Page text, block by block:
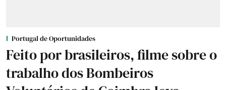
Portugal de Oportunidades
Feito por brasileiros, filme sobre o
trabalho dos Bombeiros